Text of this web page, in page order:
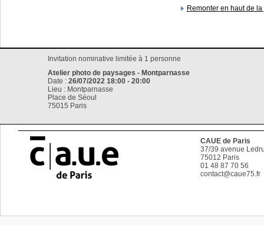
Remonter en haut de la
Invitation nominative limitée à 1 personne
Atelier photo de paysages - Montparnasse
Date : 26/07/2022 18:00 - 20:00
Lieu : Montparnasse
Place de Séoul
75015 Paris
CAUE de Paris
37/39 avenue
75012 Paris
01 48 87 70 56
contact@caue75.fr